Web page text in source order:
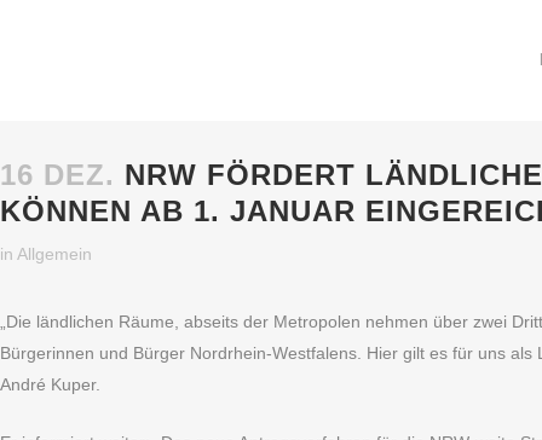
16 DEZ. NRW FÖRDERT
KÖNNEN AB 1. JANUAR
in Allgemein
„Die ländlichen Räume, abseits der Metropolen nehmen über zwei
Bürgerinnen und Bürger Nordrhein-Westfalens. Hier gilt es für uns
André Kuper.